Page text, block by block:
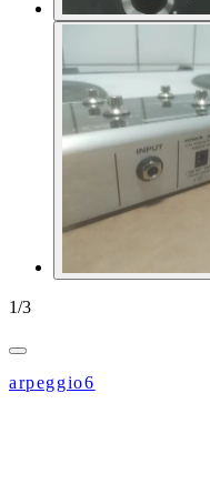
1/3
arpeggio6